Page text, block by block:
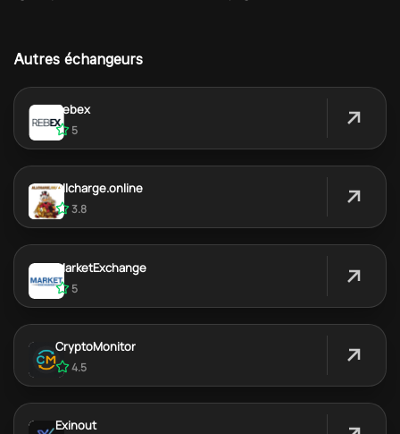
Autres échangeurs
Rebex
5
Allcharge.online
3.8
MarketExchange
5
CryptoMonitor
4.5
Exinout